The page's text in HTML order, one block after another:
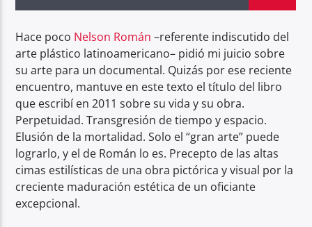
Radio hola
Hace poco Nelson Román –referente indiscutido del
arte plástico latinoamericano– pidió mi juicio sobre
su arte para un documental. Quizás por ese reciente
encuentro, mantuve en este texto el título del libro
que escribí en 2011 sobre su vida y su obra.
Perpetuidad. Transgresión de tiempo y espacio.
Elusión de la mortalidad. Solo el “gran arte” puede
lograrlo, y el de Román lo es. Precepto de las altas
cimas estilísticas de una obra pictórica y visual por la
creciente maduración estética de un oficiante
excepcional.